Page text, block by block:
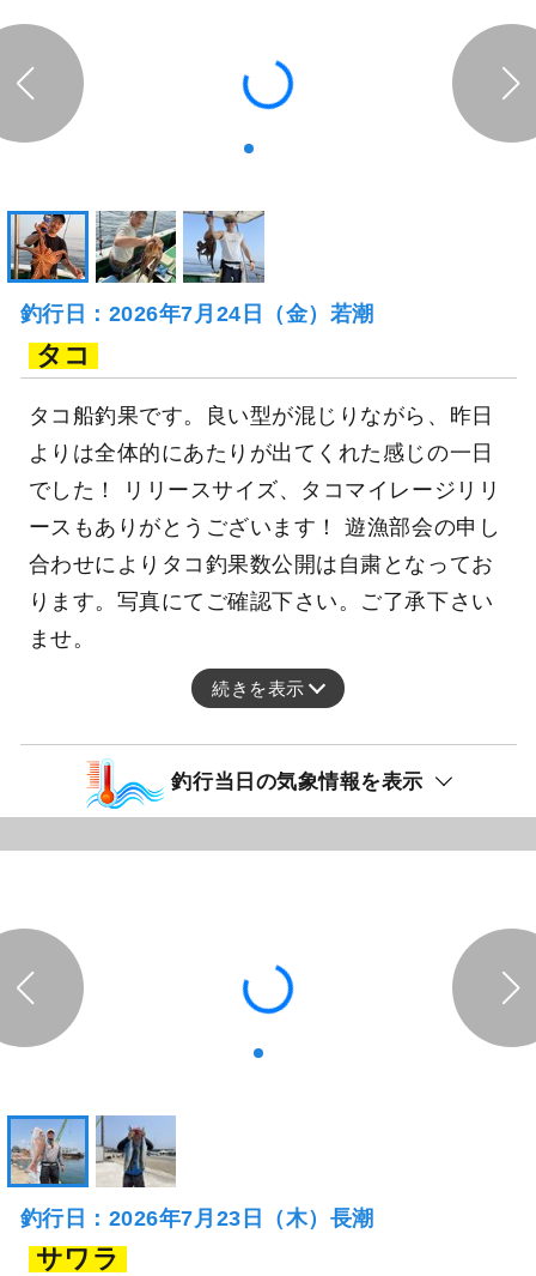
釣行日：2026年7月24日（金）若潮
タコ
タコ船釣果です。良い型が混じりながら、昨日
よりは全体的にあたりが出てくれた感じの一日
でした！ リリースサイズ、タコマイレージリリ
ースもありがとうございます！ 遊漁部会の申し
合わせによりタコ釣果数公開は自粛となってお
ります。写真にてご確認下さい。ご了承下さい
ませ。
続きを表示
釣行当日の気象情報を表示
釣行日：2026年7月23日（木）長潮
サワラ